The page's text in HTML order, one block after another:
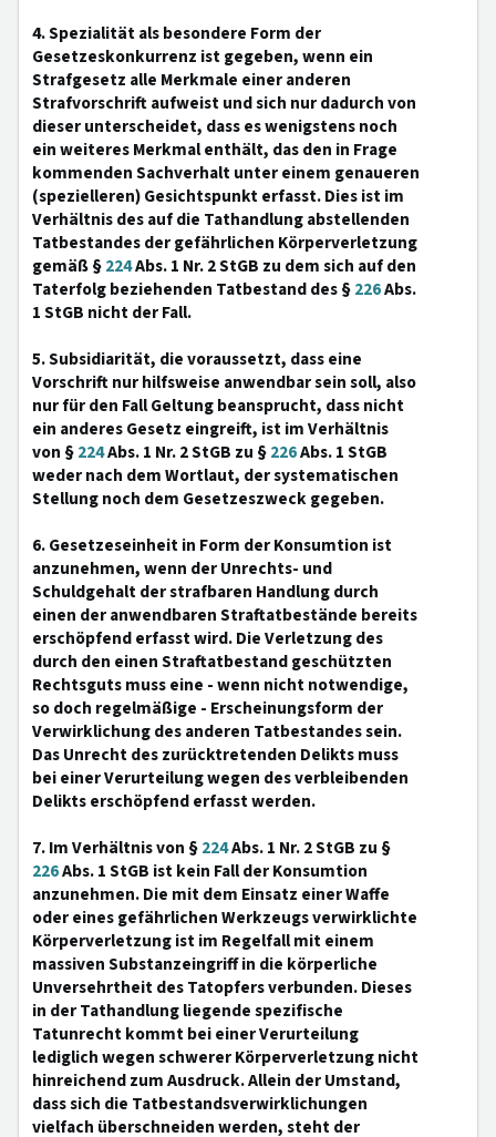
4. Spezialität als besondere Form der
Gesetzeskonkurrenz ist gegeben, wenn ein
Strafgesetz alle Merkmale einer anderen
Strafvorschrift aufweist und sich nur dadurch von
dieser unterscheidet, dass es wenigstens noch
ein weiteres Merkmal enthält, das den in Frage
kommenden Sachverhalt unter einem genaueren
(spezielleren) Gesichtspunkt erfasst. Dies ist im
Verhältnis des auf die Tathandlung abstellenden
Tatbestandes der gefährlichen Körperverletzung
gemäß §224Abs. 1 Nr. 2 StGB zu dem sich auf den
Taterfolg beziehenden Tatbestand des §226Abs.
1 StGB nicht der Fall.
5. Subsidiarität, die voraussetzt, dass eine
Vorschrift nur hilfsweise anwendbar sein soll, also
nur für den Fall Geltung beansprucht, dass nicht
ein anderes Gesetz eingreift, ist im Verhältnis
von §224Abs. 1 Nr. 2 StGB zu §226Abs. 1 StGB
weder nach dem Wortlaut, der systematischen
Stellung noch dem Gesetzeszweck gegeben.
6. Gesetzeseinheit in Form der Konsumtion ist
anzunehmen, wenn der Unrechts- und
Schuldgehalt der strafbaren Handlung durch
einen der anwendbaren Straftatbestände bereits
erschöpfend erfasst wird. Die Verletzung des
durch den einen Straftatbestand geschützten
Rechtsguts muss eine - wenn nicht notwendige,
so doch regelmäßige - Erscheinungsform der
Verwirklichung des anderen Tatbestandes sein.
Das Unrecht des zurücktretenden Delikts muss
bei einer Verurteilung wegen des verbleibenden
Delikts erschöpfend erfasst werden.
7. Im Verhältnis von §224Abs. 1 Nr. 2 StGB zu §
226Abs. 1 StGB ist kein Fall der Konsumtion
anzunehmen. Die mit dem Einsatz einer Waffe
oder eines gefährlichen Werkzeugs verwirklichte
Körperverletzung ist im Regelfall mit einem
massiven Substanzeingriff in die körperliche
Unversehrtheit des Tatopfers verbunden. Dieses
in der Tathandlung liegende spezifische
Tatunrecht kommt bei einer Verurteilung
lediglich wegen schwerer Körperverletzung nicht
hinreichend zum Ausdruck. Allein der Umstand,
dass sich die Tatbestandsverwirklichungen
vielfach überschneiden werden, steht der